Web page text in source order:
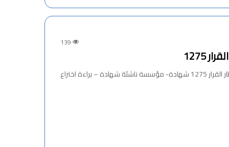
139
1275
دار المقاولاتية تواصل فعاليات مناقشات مشاريع التخرج في إطار القرار 1275 شهادة- مؤسسة ناشئة شهادة – براءة اختراع